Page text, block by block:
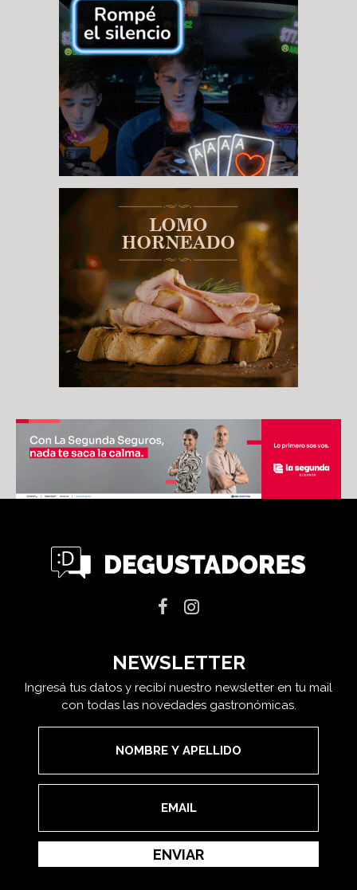
NEWSLETTER
Ingresá tus datos y recibí nuestro newsletter en tu mail
con todas las novedades gastronómicas.
ENVIAR